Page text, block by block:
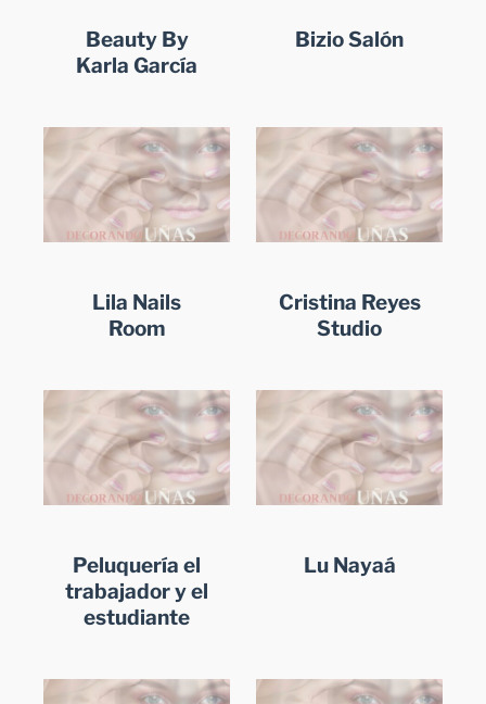
Beauty By
Karla García
Bizio Salón
Lila Nails
Room
Cristina Reyes
Studio
Peluquería el
trabajador y el
estudiante
Lu Nayaá